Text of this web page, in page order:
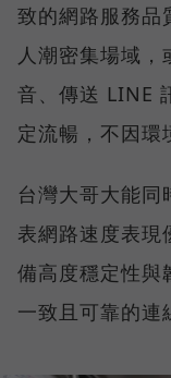
致的網路服務品
人潮密集場域
音、傳送 LINE
定流暢，不因環
台灣大哥大能同
表網路速度表現
備高度穩定性與
一致且可靠的連